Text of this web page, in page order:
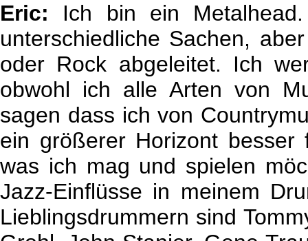
Eric: Ich bin ein
unterschiedliche Sachen,
oder Rock abgeleitet. Ich
obwohl ich alle Arten von
sagen dass ich von
ein größerer Horizont
was ich mag und spielen
Jazz-Einflüsse in meinem
Lieblingsdrummern sind